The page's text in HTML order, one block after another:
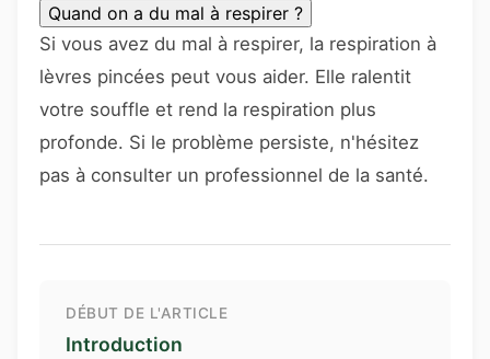
Quand on a du mal à respirer ?
Si vous avez du mal à respirer, la respiration à
lèvres pincées peut vous aider. Elle ralentit
votre souffle et rend la respiration plus
profonde. Si le problème persiste, n'hésitez
pas à consulter un professionnel de la santé.
DÉBUT DE L'ARTICLE
Introduction